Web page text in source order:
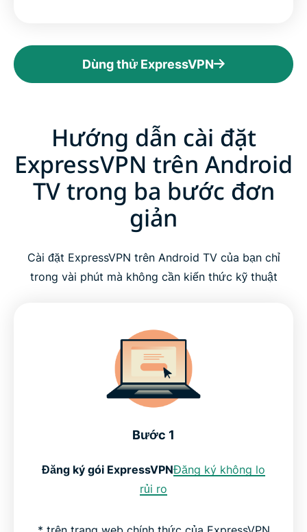
Dùng thử ExpressVPN
Hướng dẫn cài đặt
ExpressVPN trên Android
TV trong ba bước đơn
giản
Cài đặt ExpressVPN trên Android TV của bạn chỉ
trong vài phút mà không cần kiến thức kỹ thuật
Bước 1
Đăng ký gói ExpressVPNĐăng ký không lo
rủi ro